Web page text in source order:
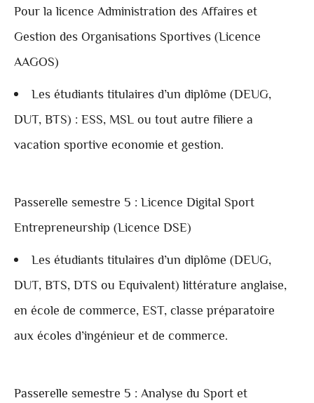
Pour la licence Administration des Affaires et
Gestion des Organisations Sportives (Licence
AAGOS)
Les étudiants titulaires d’un diplôme (DEUG,
DUT, BTS) : ESS, MSL ou tout autre filiere a
vacation sportive economie et gestion.
Passerelle semestre 5 : Licence Digital Sport
Entrepreneurship (Licence DSE)
Les étudiants titulaires d’un diplôme (DEUG,
DUT, BTS, DTS ou Equivalent) littérature anglaise,
en école de commerce, EST, classe préparatoire
aux écoles d’ingénieur et de commerce.
Passerelle semestre 5 : Analyse du Sport et